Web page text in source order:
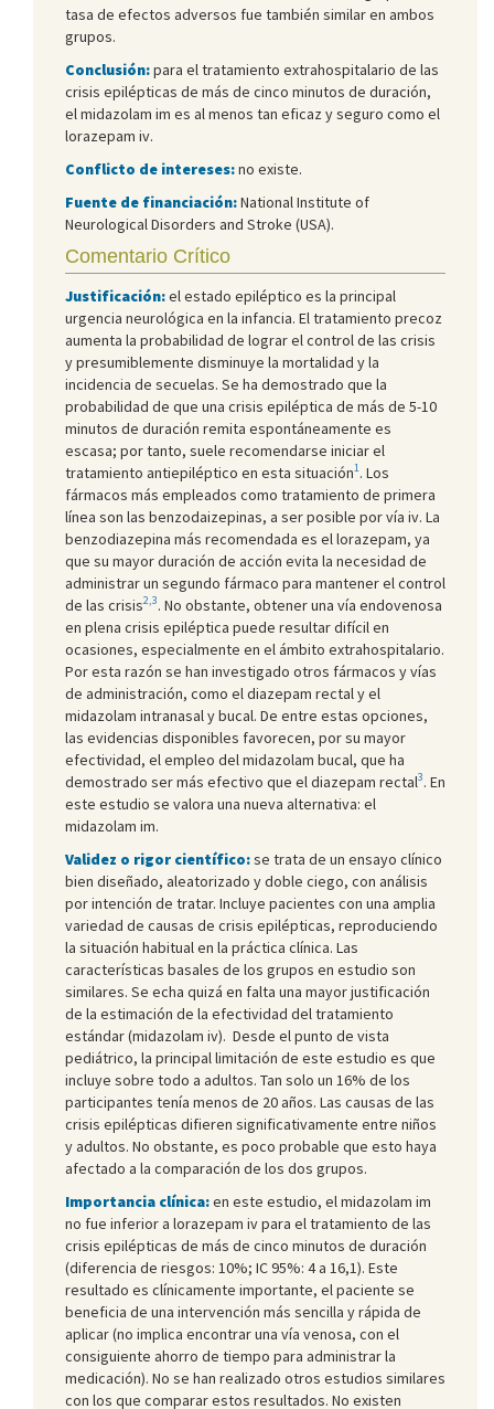
tasa de efectos adversos fue también similar en ambos
grupos.
Conclusión:para el tratamiento extrahospitalario de las
crisis epilépticas de más de cinco minutos de duración,
el midazolam im es al menos tan eficaz y seguro como el
lorazepam iv.
Conflicto de intereses:no existe.
Fuente de financiación:National Institute of
Neurological Disorders and Stroke (USA).
Comentario Crítico
Justificación:el estado epiléptico es la principal
urgencia neurológica en la infancia. El tratamiento precoz
aumenta la probabilidad de lograr el control de las crisis
y presumiblemente disminuye la mortalidad y la
incidencia de secuelas. Se ha demostrado que la
probabilidad de que una crisis epiléptica de más de 5-10
minutos de duración remita espontáneamente es
escasa; por tanto, suele recomendarse iniciar el
tratamiento antiepiléptico en esta situación1. Los
fármacos más empleados como tratamiento de primera
línea son las benzodaizepinas, a ser posible por vía iv. La
benzodiazepina más recomendada es el lorazepam, ya
que su mayor duración de acción evita la necesidad de
administrar un segundo fármaco para mantener el control
de las crisis2,3. No obstante, obtener una vía endovenosa
en plena crisis epiléptica puede resultar difícil en
ocasiones, especialmente en el ámbito extrahospitalario.
Por esta razón se han investigado otros fármacos y vías
de administración, como el diazepam rectal y el
midazolam intranasal y bucal. De entre estas opciones,
las evidencias disponibles favorecen, por su mayor
efectividad, el empleo del midazolam bucal, que ha
demostrado ser más efectivo que el diazepam rectal3. En
este estudio se valora una nueva alternativa: el
midazolam im.
Validez o rigor científico:se trata de un ensayo clínico
bien diseñado, aleatorizado y doble ciego, con análisis
por intención de tratar. Incluye pacientes con una amplia
variedad de causas de crisis epilépticas, reproduciendo
la situación habitual en la práctica clínica. Las
características basales de los grupos en estudio son
similares. Se echa quizá en falta una mayor justificación
de la estimación de la efectividad del tratamiento
estándar (midazolam iv). Desde el punto de vista
pediátrico, la principal limitación de este estudio es que
incluye sobre todo a adultos. Tan solo un 16% de los
participantes tenía menos de 20 años. Las causas de las
crisis epilépticas difieren significativamente entre niños
y adultos. No obstante, es poco probable que esto haya
afectado a la comparación de los dos grupos.
Importancia clínica:en este estudio, el midazolam im
no fue inferior a lorazepam iv para el tratamiento de las
crisis epilépticas de más de cinco minutos de duración
(diferencia de riesgos: 10%; IC 95%: 4 a 16,1). Este
resultado es clínicamente importante, el paciente se
beneficia de una intervención más sencilla y rápida de
aplicar (no implica encontrar una vía venosa, con el
consiguiente ahorro de tiempo para administrar la
medicación). No se han realizado otros estudios similares
con los que comparar estos resultados. No existen